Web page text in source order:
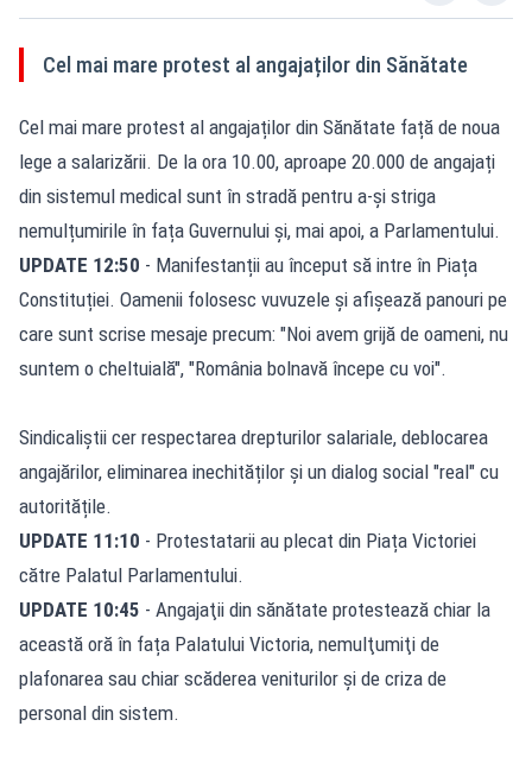
Cel mai mare protest al angajaților din Sănătate
Cel mai mare protest al angajaților din Sănătate față de noua
lege a salarizării. De la ora 10.00, aproape 20.000 de angajați
din sistemul medical sunt în stradă pentru a-și striga
nemulțumirile în fața Guvernului și, mai apoi, a Parlamentului.
UPDATE 12:50 - Manifestanții au început să intre în Piața
Constituției. Oamenii folosesc vuvuzele și afișează panouri pe
care sunt scrise mesaje precum: "Noi avem grijă de oameni, nu
suntem o cheltuială", "România bolnavă începe cu voi".
Sindicaliștii cer respectarea drepturilor salariale, deblocarea
angajărilor, eliminarea inechităților și un dialog social "real" cu
autoritățile.
UPDATE 11:10 - Protestatarii au plecat din Piața Victoriei
către Palatul Parlamentului.
UPDATE 10:45 - Angajaţii din sănătate protestează chiar la
această oră în fața Palatului Victoria, nemulţumiţi de
plafonarea sau chiar scăderea veniturilor şi de criza de
personal din sistem.